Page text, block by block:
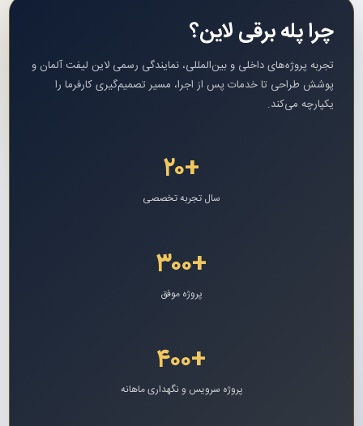
چرا پله برقی لاین؟
تجربه پروژه‌های داخلی و بین‌المللی، نمایندگی رسمی لاین لیفت آلمان و
پوشش طراحی تا خدمات پس از اجرا، مسیر تصمیم‌گیری کارفرما را
یکپارچه می‌کند.
+۲۰
سال تجربه تخصصی
+۳۰۰
پروژه موفق
+۴۰۰
پروژه سرویس و نگهداری ماهانه